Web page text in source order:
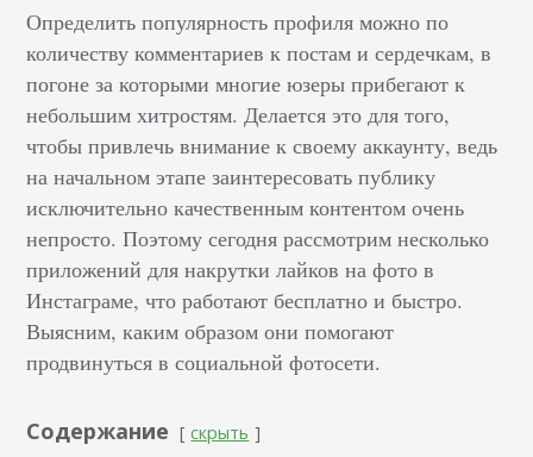
Определить популярность профиля можно по
количеству комментариев к постам и сердечкам, в
погоне за которыми многие юзеры прибегают к
небольшим хитростям. Делается это для того,
чтобы привлечь внимание к своему аккаунту, ведь
на начальном этапе заинтересовать публику
исключительно качественным контентом очень
непросто. Поэтому сегодня рассмотрим несколько
приложений для накрутки лайков на фото в
Инстаграме, что работают бесплатно и быстро.
Выясним, каким образом они помогают
продвинуться в социальной фотосети.
Содержание скрыть